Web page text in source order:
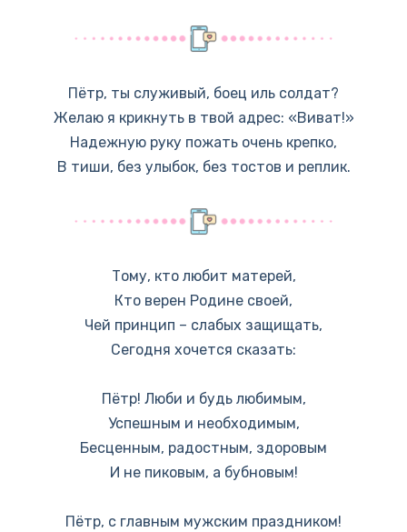
Пётр, ты служивый, боец иль солдат?
Желаю я крикнуть в твой адрес: «Виват!»
Надежную руку пожать очень крепко,
В тиши, без улыбок, без тостов и реплик.
Тому, кто любит матерей,
Кто верен Родине своей,
Чей принцип – слабых защищать,
Сегодня хочется сказать:
Пётр! Люби и будь любимым,
Успешным и необходимым,
Бесценным, радостным, здоровым
И не пиковым, а бубновым!
Пётр, с главным мужским праздником!